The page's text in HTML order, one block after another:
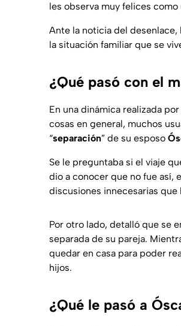
les observa muy felices como
Ante la noticia del
la situación familiar que se
¿Qué pasó con el
En una dinámica realizada por
cosas en general, muchos
“separación” de su esposo
Se le preguntaba si el viaje
dio a conocer que no fue así,
discusiones innecesarias
Por otro lado, detalló que se
separada de su pareja.
quedar en casa para poder
hijos.
¿Qué le pasó a